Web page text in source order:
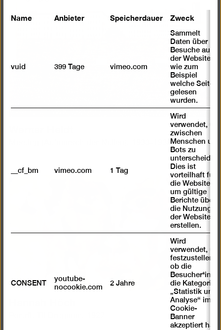
Meeting (Aufmarsch der Nullen), 1933–1935
Name Anbieter Speicherdauer Zweck
vuid 399 Tage vimeo.com
Sammelt
Daten über
Besuche auf
der Website,
wie zum
Beispiel
welche Seiten
gelesen
wurden.
__cf_bm vimeo.com 1 Tag
Wird
verwendet, um
zwischen
Menschen und
Bots zu
unterscheiden.
Dies ist
vorteilhaft für
die Website,
um gültige
Berichte über
die Nutzung
der Website zu
erstellen.
CONSENT
youtube-
nocookie.com
2 Jahre
Wird
verwendet, um
festzustellen ,
ob die
Besucher*in
die Kategorie
„Statistik und
Analyse“ im
Cookie-
Banner
akzeptiert hat